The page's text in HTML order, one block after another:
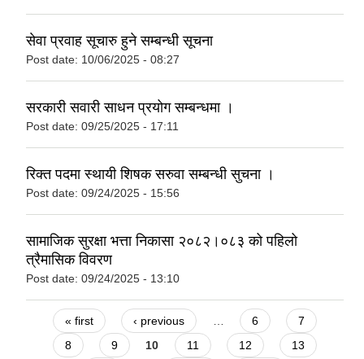
सेवा प्रवाह सूचारु हुने सम्बन्धी सूचना
Post date: 10/06/2025 - 08:27
सरकारी सवारी साधन प्रयोग सम्बन्धमा ।
Post date: 09/25/2025 - 17:11
रिक्त पदमा स्थायी शिषक सरुवा सम्बन्धी सुचना ।
Post date: 09/24/2025 - 15:56
सामाजिक सुरक्षा भत्ता निकासा २०८२।०८३ को पहिलो
त्रैमासिक विवरण
Post date: 09/24/2025 - 13:10
Pages
« first ‹ previous … 6
7
8
9 10 11 12
13